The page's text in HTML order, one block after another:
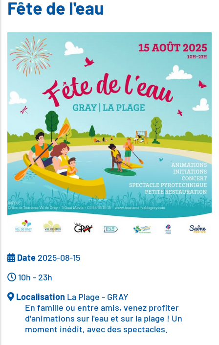
Fête de l'eau
Date 2025-08-15
10h - 23h
Localisation La Plage - GRAY
En famille ou entre amis, venez profiter
d'animations sur l'eau et sur la plage ! Un
moment inédit, avec des spectacles.